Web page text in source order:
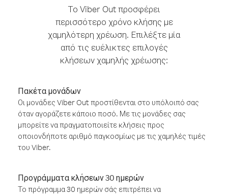
Το Viber Out προσφέρει
περισσότερο χρόνο κλήσης με
χαμηλότερη χρέωση. Επιλέξτε μία
από τις ευέλικτες επιλογές
κλήσεων χαμηλής χρέωσης:
Πακέτα μονάδων
Οι μονάδες Viber Out προστίθενται στο υπόλοιπό σας
όταν αγοράζετε κάποιο ποσό. Με τις μονάδες σας
μπορείτε να πραγματοποιείτε κλήσεις προς
οποιονδήποτε αριθμό παγκοσμίως με τις χαμηλές τιμές
του Viber.
Προγράμματα κλήσεων 30 ημερών
Το πρόγραμμα 30 ημερών σάς επιτρέπει να